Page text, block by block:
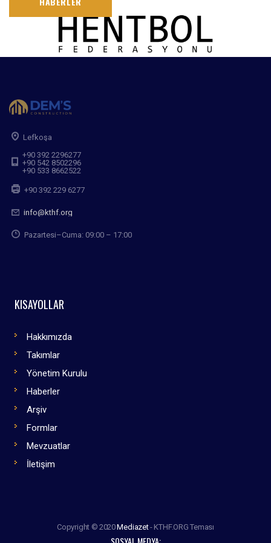
Lefkoşa
+90 392 2296277
+90 542 8502296
+90 533 8662522
+90 392 229 6277
info@kthf.org
Pazartesi–Cuma: 09:00 – 17:00
KISAYOLLAR
Hakkımızda
Takımlar
Yönetim Kurulu
Haberler
Arşiv
Formlar
Mevzuatlar
İletişim
Copyright © 2020Mediazet- KTHF.ORG Teması